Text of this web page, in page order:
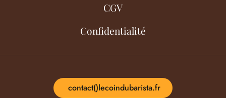
CGV
Confidentialité
contact()lecoindubarista.fr